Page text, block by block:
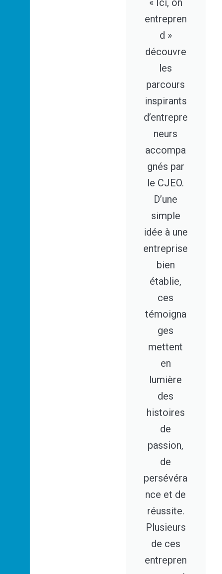
« Ici, on
entrepren
d »
découvre
les
parcours
inspirants
d’entrepre
neurs
accompa
gnés par
le CJEO.
D’une
simple
idée à une
entreprise
bien
établie,
ces
témoigna
ges
mettent
en
lumière
des
histoires
de
passion,
de
persévéra
nce et de
réussite.
Plusieurs
de ces
entrepren